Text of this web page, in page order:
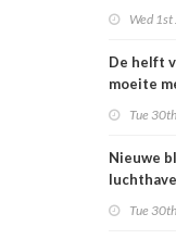
Wed 1st
De helft
moeite
Tue
Nieuwe
Tue